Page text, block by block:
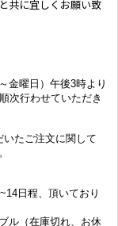
共に宜しくお願い致
金曜日）午後3時より
次行わせていただき
たご注文に関して
日程、頂いており
ル（在庫切れ、お休